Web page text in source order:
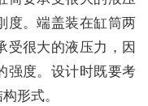
度。端盖装在缸筒两
受很大的液压力，因
强度。设计时既要考
形式。